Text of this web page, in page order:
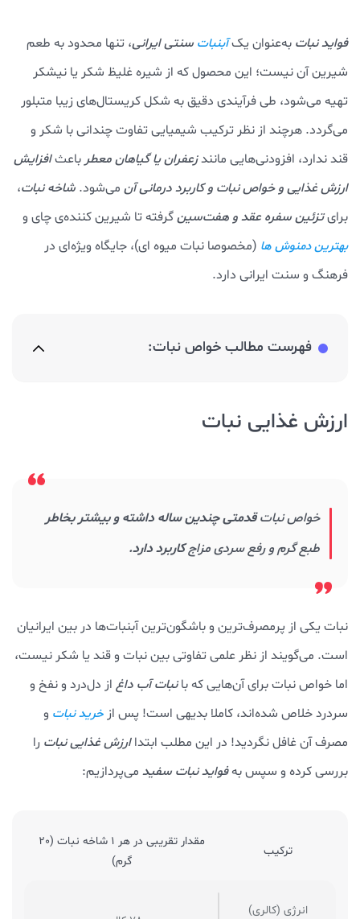
فواید نبات به‌عنوان یکآبنبات سنتی ایرانی، تنها محدود به طعم
شیرین آن نیست؛ این محصول که از شیره غلیظ شکر یا نیشکر
تهیه می‌شود، طی فرآیندی دقیق به شکل کریستال‌های زیبا متبلور
می‌گردد. هرچند از نظر ترکیب شیمیایی تفاوت چندانی با شکر و
قند ندارد، افزودنی‌هایی مانندزعفران یا گیاهان معطر باعثافزایش
ارزش غذایی و خواص نبات و کاربرد درمانی آن می‌شود. شاخه نبات،
برایتزئین سفره عقد و هفت‌سینگرفته تا شیرین کننده‌ی چای و
بهترین دمنوش ها (مخصوصا نبات میوه‌ ای)، جایگاه ویژه‌ای در
فرهنگ و سنت ایرانی دارد.
فهرست مطالب خواص نبات:
ارزش غذایی نبات
خواص نباتقدمتی چندین ساله داشته و بیشتر بخاطر
طبع گرم و رفع سردی مزاجکاربرد دارد.
نبات یکی از پرمصرف‌ترین و باشگون‌ترین آبنبات‌ها در بین ایرانیان
است. می‌گویند از نظر علمی تفاوتی بین نبات و قند یا شکر نیست،
اما خواص نبات برای آن‌هایی که بانبات آب داغ از دل‌درد و نفخ و
سردرد خلاص شده‌اند، کاملا بدیهی است! پس از خرید نبات و
مصرف آن غافل نگردید! در این مطلب ابتداارزش غذایی نبات را
بررسی کرده و سپس بهفواید نبات سفید می‌پردازیم:
ترکیب
مقدار تقریبی در هر 1 شاخه نبات (20
گرم)
انرژی (کالری)